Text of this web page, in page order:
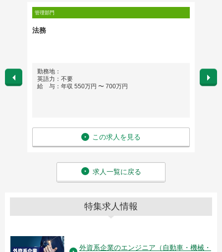
管理部門
法務
勤務地：
英語力：不要
給 与：年収 550万円 〜 700万円
この求人を見る
勤務
英語
給 与
求人一覧に戻る
特集求人情報
外資系企業のエンジニア（自動車・機械・